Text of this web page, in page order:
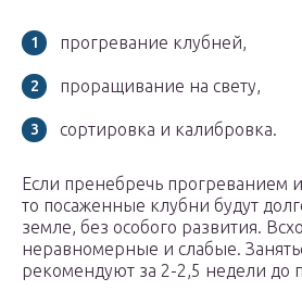
прогревание клубней,
проращивание на свету,
сортировка и калибровка.
Если пренебречь прогреванием
то посаженные клубни будут
земле, без особого развития.
неравномерные и слабые.
рекомендуют за 2-2,5 недели до